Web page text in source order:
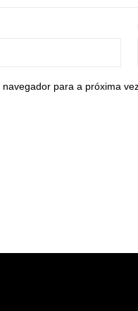
para a próxima